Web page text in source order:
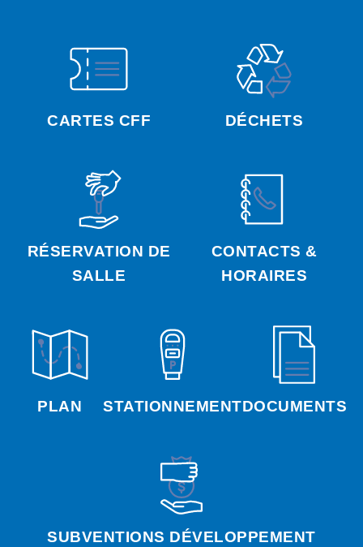
CARTES CFF DÉCHETS
RÉSERVATION DE
SALLE
CONTACTS &
HORAIRES
PLAN STATIONNEMENTDOCUMENTS
SUBVENTIONS DÉVELOPPEMENT